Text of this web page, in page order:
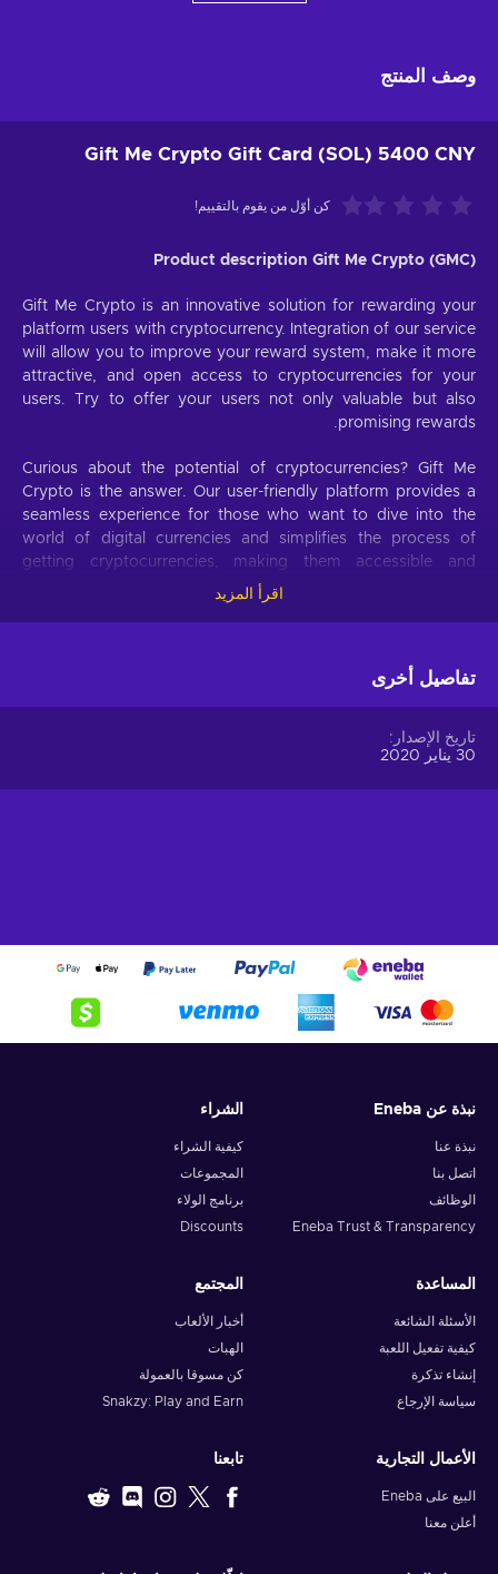
وصف المنتج
Gift Me Crypto Gift Card (SOL) 5400 CNY
كن أوّل من يقوم بالتقييم!
Product description Gift Me Crypto (GMC)
Gift Me Crypto is an innovative solution for rewarding your
platform users with cryptocurrency. Integration of our service
will allow you to improve your reward system, make it more
attractive, and open access to cryptocurrencies for your
users. Try to offer your users not only valuable but also
promising rewards.
Curious about the potential of cryptocurrencies? Gift Me
Crypto is the answer. Our user-friendly platform provides a
seamless experience for those who want to dive into the
world of digital currencies and simplifies the process of
getting cryptocurrencies, making them accessible and
users can easily receive popular cryptocurrencies such as
them.
How to redeem Gift Me Crypto (GMC)
4. Pick the desired crypto between 8 of the most popular
crypto,
Note: You can choose one currency at a time and can only
redeem your whole voucher at once. Once you’ve done that,
you should give it up to 30 minutes for your cryptocurrency
اقرأ المزيد
تفاصيل أخرى
تاريخ الإصدار
30 يناير 2020
نبذة عن Eneba
نبذة عنا
اتصل بنا
الوظائف
Eneba Trust & Transparency
الشراء
كيفية الشراء
المجموعات
برنامج الولاء
Discounts
المساعدة
الأسئلة الشائعة
كيفية تفعيل اللعبة
إنشاء تذكرة
سياسة الإرجاع
المجتمع
أخبار الألعاب
الهبات
كن مسوقا بالعمولة
Snakzy: Play and Earn
الأعمال التجارية
البيع على Eneba
أعلن معنا
تابعنا